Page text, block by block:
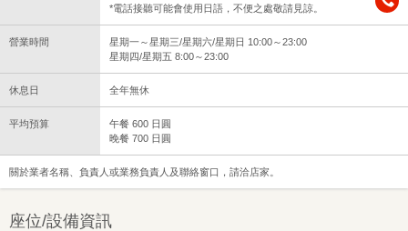
*電話接聽可能會使用日語，不便之處敬請見諒。
營業時間
星期一～星期三/星期六/星期日 10:00～23:00
星期四/星期五 8:00～23:00
休息日 全年無休
平均預算
午餐 600 日圓
晚餐 700 日圓
關於業者名稱、負責人或業務負責人及聯絡窗口，請洽店家。
座位/設備資訊